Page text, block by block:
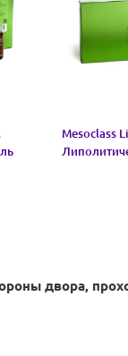
Mesoclass
двора,